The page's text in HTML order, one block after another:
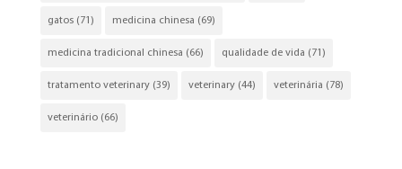
gatos(71) medicina chinesa (69)
medicina tradicional chinesa (66) qualidade de vida (71)
tratamento veterinary(39) veterinary(44) veterinária (78)
veterinário(66)